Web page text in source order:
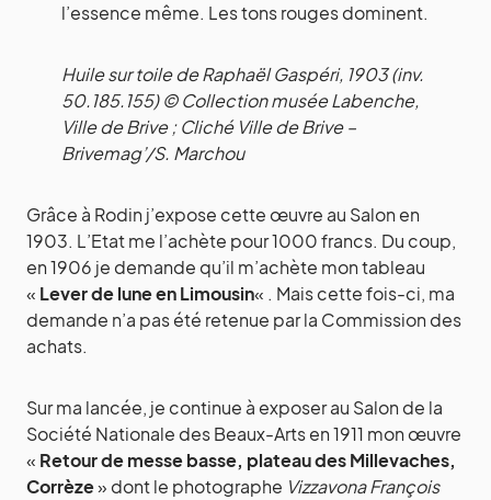
l’essence même. Les tons rouges dominent.
Huile sur toile de Raphaël Gaspéri, 1903 (inv.
50.185.155) © Collection musée Labenche,
Ville de Brive ; Cliché Ville de Brive –
Brivemag’/S. Marchou
Grâce à Rodin j’expose cette œuvre au Salon en
1903. L’Etat me l’achète pour 1000 francs. Du coup,
en 1906 je demande qu’il m’achète mon tableau
« Lever de lune en Limousin« . Mais cette fois-ci, ma
demande n’a pas été retenue par la Commission des
achats.
Sur ma lancée, je continue à exposer au Salon de la
Société Nationale des Beaux-Arts en 1911 mon œuvre
« Retour de messe basse, plateau des Millevaches,
Corrèze» dont le photographe Vizzavona François